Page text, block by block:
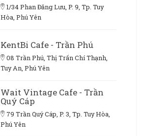
1/34 Phan Đăng Lưu, P. 9, Tp. Tuy
Hòa, Phú Yên
KentBi Cafe - Trần Phú
08 Trần Phú, Thị Trấn Chí Thạnh,
Tuy An, Phú Yên
Wait Vintage Cafe - Trần
Quý Cáp
79 Trần Quý Cáp, P. 3, Tp. Tuy Hòa,
Phú Yên